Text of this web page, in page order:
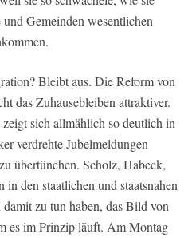
Gemeinden wesentlichen
Bleibt aus. Die Reform von
das Zuhausebleiben attraktiver.
sich allmählich so deutlich in
verdrehte Jubelmeldungen
übertünchen. Scholz, Habeck,
den staatlichen und staatsnahen
zu tun haben, das Bild von
es im Prinzip läuft. Am Montag